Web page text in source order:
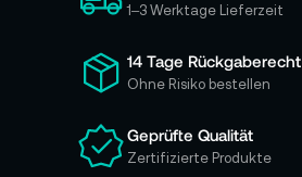
h
ü
r
u
e
1–3 Werktage Lieferzeit
14 Tage Rückgaberecht
Ohne Risiko bestellen
Geprüfte Qualität
Zertifizierte Produkte